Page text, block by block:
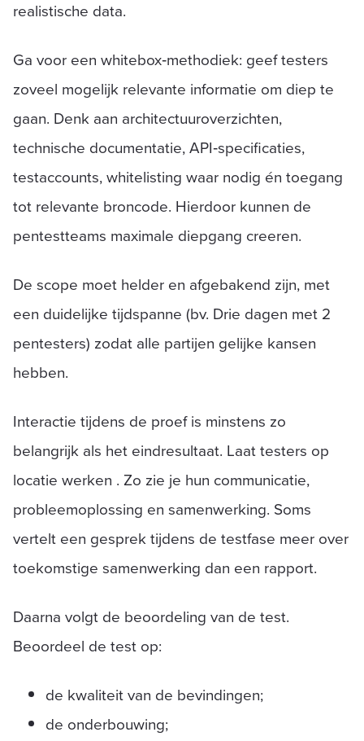
realistische data.
Ga voor een whitebox‑methodiek: geef testers
zoveel mogelijk relevante informatie om diep te
gaan. Denk aan architectuuroverzichten,
technische documentatie, API‑specificaties,
testaccounts, whitelisting waar nodig én toegang
tot relevante broncode. Hierdoor kunnen de
pentestteams maximale diepgang creeren.
De scope moet helder en afgebakend zijn, met
een duidelijke tijdspanne (bv. Drie dagen met 2
pentesters) zodat alle partijen gelijke kansen
hebben.
Interactie tijdens de proef is minstens zo
belangrijk als het eindresultaat. Laat testers op
locatie werken . Zo zie je hun communicatie,
probleemoplossing en samenwerking. Soms
vertelt een gesprek tijdens de testfase meer over
toekomstige samenwerking dan een rapport.
Daarna volgt de beoordeling van de test.
Beoordeel de test op:
de kwaliteit van de bevindingen;
de onderbouwing;